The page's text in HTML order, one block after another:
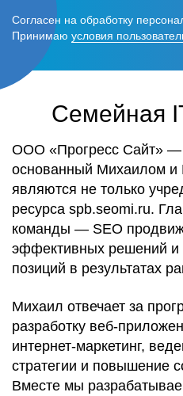
Согласен на обработку
Принимаю условия
Семейная
ООО «Прогресс Сайт» —
основанный Михаилом и
являются не только
ресурса spb.seomi.ru.
команды — SEO
эффективных решений и
позиций в результатах
Михаил отвечает за
разработку веб-
интернет-маркетинг,
стратегии и повышение
Вместе мы